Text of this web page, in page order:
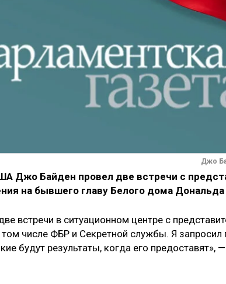
Джо
Джо Байден провел две встречи с
на бывшего главу Белого дома
встречи в ситуационном центре с
числе ФБР и Секретной службы. Я
будут результаты, когда его предоставят»,